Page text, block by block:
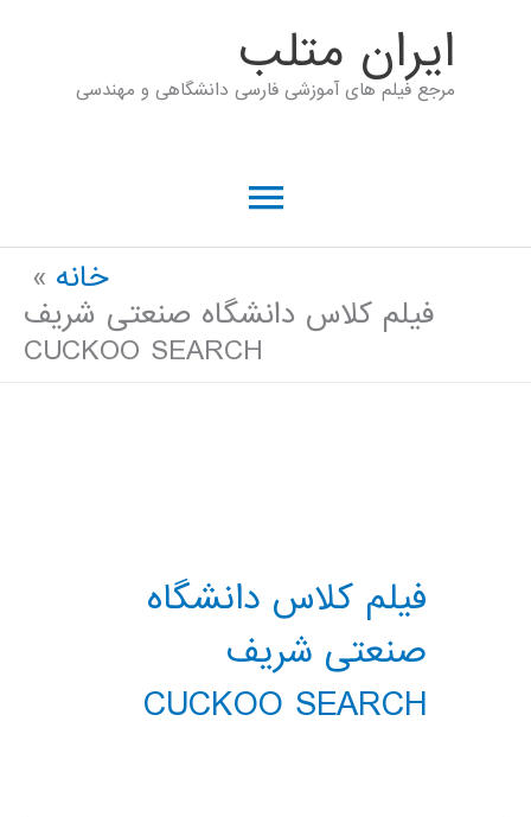
ايران متلب
مرجع فیلم های آموزشی فارسی دانشگاهی و مهندسی
فهرست
خانه
فیلم کلاس دانشگاه صنعتی شریف
CUCKOO SEARCH
فیلم کلاس دانشگاه
صنعتی شریف
CUCKOO SEARCH